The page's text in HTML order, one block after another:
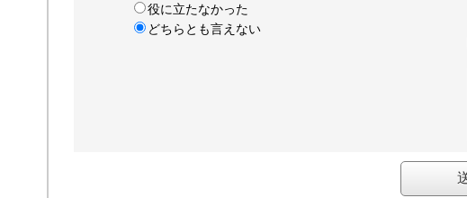
役に立たなかった
どちらとも言えない